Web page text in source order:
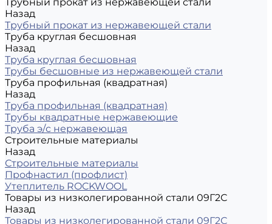
Назад
Трубный прокат из нержавеющей стали
Труба круглая бесшовная
Назад
Труба круглая бесшовная
Трубы бесшовные из нержавеющей стали
Труба профильная (квадратная)
Назад
Труба профильная (квадратная)
Трубы квадратные нержавеющие
Труба э/с нержавеющая
Строительные материалы
Назад
Строительные материалы
Профнастил (профлист)
Утеплитель ROCKWOOL
Товары из низколегированной стали 09Г2С
Назад
Товары из низколегированной стали 09Г2С